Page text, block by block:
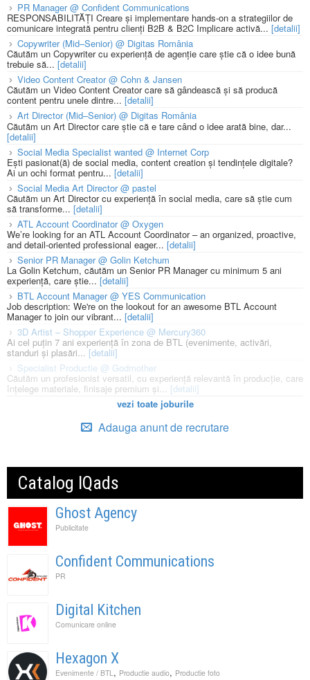
PR Manager @ Confident Communications
RESPONSABILITĂȚI Creare și implementare hands-on a strategiilor de
comunicare integrată pentru clienți B2B & B2C Implicare activă... [detalii]
Copywriter (Mid–Senior) @ Digitas România
Căutăm un Copywriter cu experiență de agenție care știe că o idee bună
trebuie să... [detalii]
Video Content Creator @ Cohn & Jansen
Căutăm un Video Content Creator care să gândească și să producă
content pentru unele dintre... [detalii]
Art Director (Mid–Senior) @ Digitas România
Căutăm un Art Director care știe că e tare când o idee arată bine, dar...
[detalii]
Social Media Specialist wanted @ Internet Corp
Ești pasionat(ă) de social media, content creation și tendințele digitale?
Ai un ochi format pentru... [detalii]
Social Media Art Director @ pastel
Căutăm un Art Director cu experiență în social media, care să știe cum
să transforme... [detalii]
ATL Account Coordinator @ Oxygen
We’re looking for an ATL Account Coordinator – an organized, proactive,
and detail-oriented professional eager... [detalii]
Senior PR Manager @ Golin Ketchum
La Golin Ketchum, căutăm un Senior PR Manager cu minimum 5 ani
experiență, care știe... [detalii]
BTL Account Manager @ YES Communication
Job description: We're on the lookout for an awesome BTL Account
Manager to join our vibrant... [detalii]
3D Artist – Shopper Experience @ Mercury360
Ai cel puțin 7 ani experiență în zona de BTL (evenimente, activări,
standuri și plasări...[detalii]
Specialist Productie @ Godmother
Căutăm un profesionist versatil, cu experiență relevantă în producție, care
înțelege materiale, finisaje premium și... [detalii]
vezi toate joburile
Adauga anunt de recrutare
Catalog IQads
Ghost Agency
Publicitate
Confident Communications
PR
Digital Kitchen
Comunicare online
Hexagon X
Evenimente / BTL, Productie audio, Productie foto